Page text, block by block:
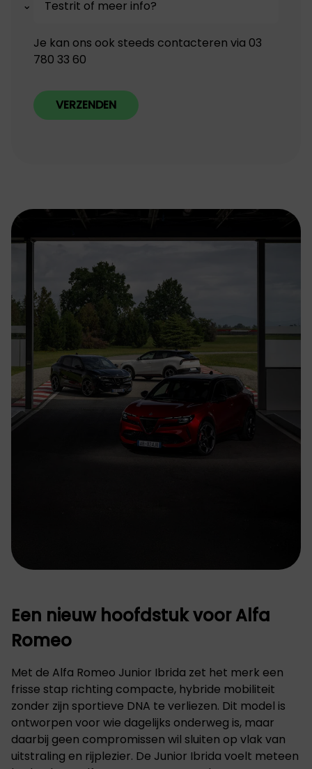
Je kan ons ook steeds contacteren via 03
780 33 60
VERZENDEN
Een nieuw hoofdstuk voor Alfa
Romeo
Met de Alfa Romeo Junior Ibrida zet het merk een
frisse stap richting compacte, hybride mobiliteit
zonder zijn sportieve DNA te verliezen. Dit model is
ontworpen voor wie dagelijks onderweg is, maar
daarbij geen compromissen wil sluiten op vlak van
uitstraling en rijplezier. De Junior Ibrida voelt meteen